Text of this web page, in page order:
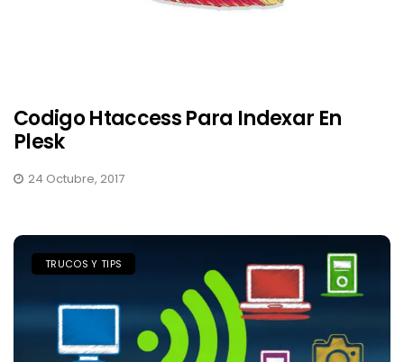
Codigo Htaccess Para Indexar En
Plesk
24 Octubre, 2017
TRUCOS Y TIPS